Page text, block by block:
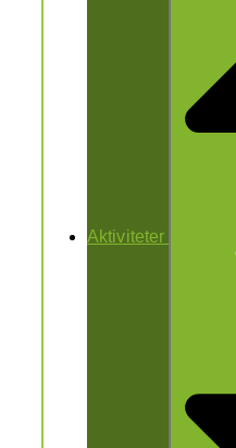
Aktiviteter